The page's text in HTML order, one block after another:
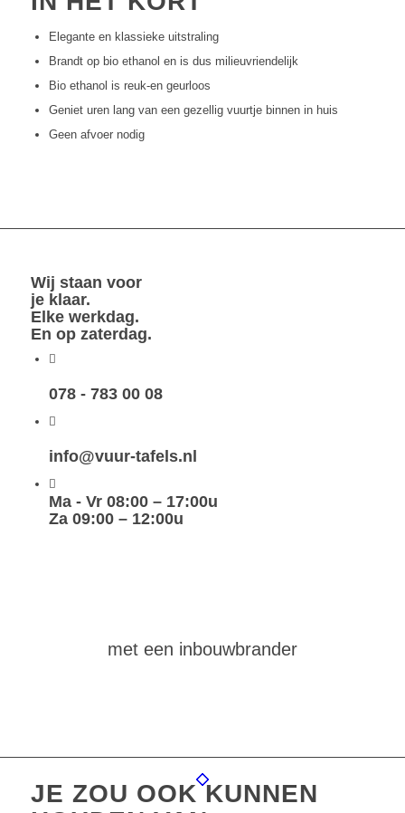
Elegante en klassieke uitstraling
Brandt op bio ethanol en is dus milieuvriendelijk
Bio ethanol is reuk-en geurloos
Geniet uren lang van een gezellig vuurtje binnen in huis
Geen afvoer nodig
Wij staan voor
je klaar.
Elke werkdag.
En op zaterdag.
078 - 783 00 08
info@vuur-tafels.nl
Ma - Vr 08:00 – 17:00u
Za 09:00 – 12:00u
met een inbouwbrander
JE ZOU OOK KUNNEN